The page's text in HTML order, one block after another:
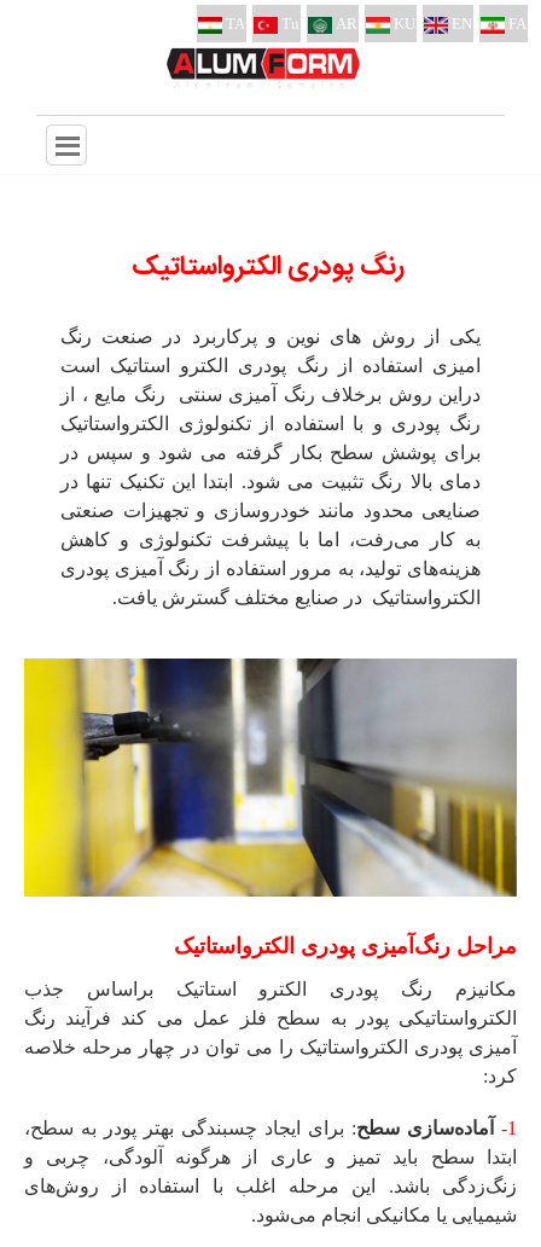
FA
EN
KU
AR
Tu
TA
رنگ پودری الکترواستاتیک
یکی از روش های نوین و پرکاربرد در صنعت رنگ
امیزی استفاده از رنگ پودری الکترو استاتیک است
دراین روش برخلاف رنگ آمیزی سنتی رنگ مایع ، از
رنگ پودری و با استفاده از تکنولوژی الکترواستاتیک
برای پوشش سطح بکار گرفته می شود و سپس در
دمای بالا رنگ تثبیت می شود. ابتدا این تکنیک تنها در
صنایعی محدود مانند خودروسازی و تجهیزات صنعتی
به کار می‌رفت، اما با پیشرفت تکنولوژی و کاهش
هزینه‌های تولید، به مرور استفاده از رنگ آمیزی پودری
الکترواستاتیک در صنایع مختلف گسترش یافت.
مراحل رنگ‌آمیزی پودری الکترواستاتیک
مکانیزم رنگ پودری الکترو استاتیک براساس جذب
الکترواستاتیکی پودر به سطح فلز عمل می کند فرآیند رنگ
آمیزی پودری الکترواستاتیک را می توان در چهار مرحله خلاصه
کرد:
1- آماده‌سازی سطح: برای ایجاد چسبندگی بهتر پودر به سطح،
ابتدا سطح باید تمیز و عاری از هرگونه آلودگی، چربی و
زنگ‌زدگی باشد. این مرحله اغلب با استفاده از روش‌های
شیمیایی یا مکانیکی انجام می‌شود.